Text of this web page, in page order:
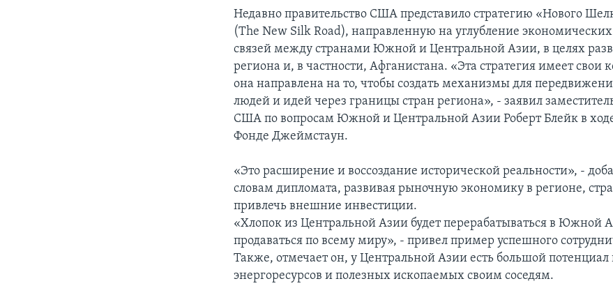
Недавно правительство США представило стратегию «Нового
(The New Silk Road), направленную на углубление
связей между странами Южной и Центральной Азии, в целях
региона и, в частности, Афганистана. «Эта стратегия имеет свои
она направлена на то, чтобы создать механизмы для
людей и идей через границы стран региона», - заявил
США по вопросам Южной и Центральной Азии Роберт Блейк в
Фонде Джеймстаун.
«Это расширение и воссоздание исторической реальности», -
словам дипломата, развивая рыночную экономику в регионе,
привлечь внешние инвестиции.
«Хлопок из Центральной Азии будет перерабатываться в Южной
продаваться по всему миру», - привел пример успешного
Также, отмечает он, у Центральной Азии есть большой потенциал
энергоресурсов и полезных ископаемых своим соседям.